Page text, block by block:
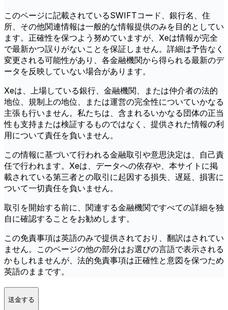
このページに記載されているSWIFTコード、銀行名、住
所、その他関連情報は一般的な情報提供のみを目的としてい
ます。正確性を保つよう努めていますが、Xeは情報が完全
で最新かつ誤りがないことを保証しません。詳細は予告なく
変更される可能性があり、各金融機関から得られる最新のデ
ータを反映していない場合があります。
Xeは、上場している銀行、金融機関、または仲介者の法的
地位、規制上の地位、または運営の完全性についていかなる
主張も行いません。私たちは、含まれるいかなる団体の正当
性も支持または検証するものではなく、提供された情報の利
用について責任を負いません。
この情報に基づいて行われる金融取引や意思決定は、自己責
任で行われます。Xeは、データへの依存や、本サイトに掲
載されている第三者との取引に起因する損失、遅延、損害に
ついて一切責任を負いません。
取引を開始する前に、関連する金融機関ですべての詳細を独
自に確認することをお勧めします。
この免責事項は英語のみで提供されており、翻訳はされてい
ません。このページの他の部分はお選びの言語で表示される
かもしれませんが、法的免責事項は正確性と意図を保つため
英語のままです。
送金する